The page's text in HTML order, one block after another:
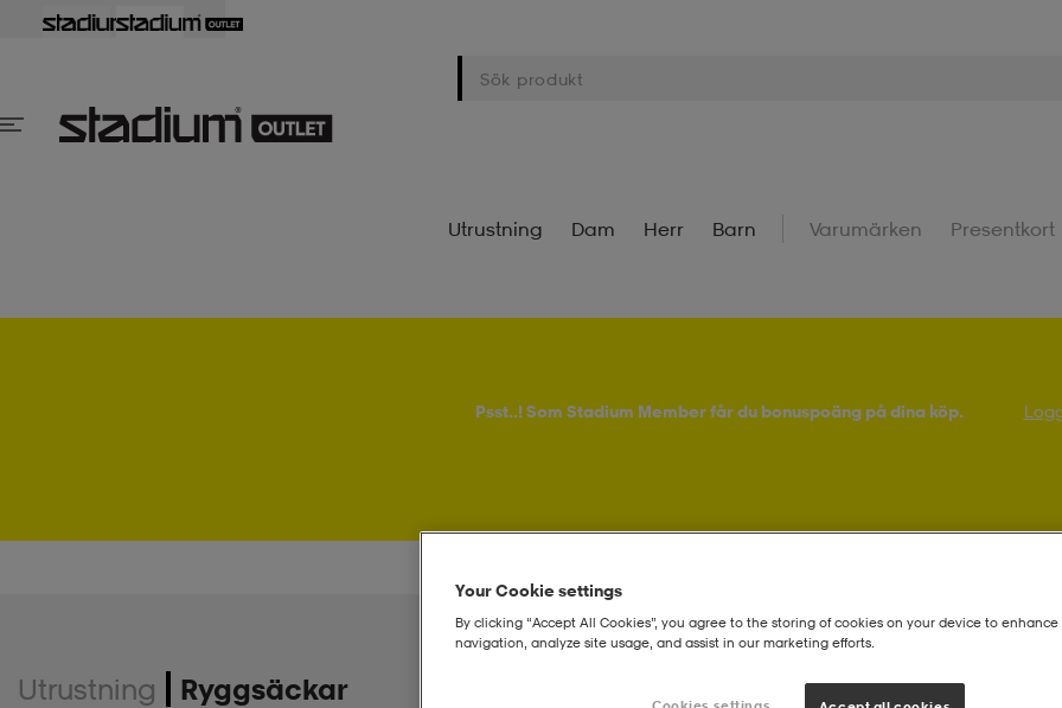
Utrustning Dam Herr Barn Varumärken Presentkort
Psst..! Som Stadium Member får du bonuspoäng på dina köp.
Utrustning Ryggsäckar
Your Cookie settings
By clicking “Accept All Cookies”, you agree to the storing of cookies on your device to enhance
navigation, analyze site usage, and assist in our marketing efforts.